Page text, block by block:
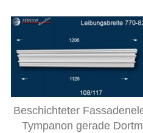
Beschichteter
Tympanon gerade